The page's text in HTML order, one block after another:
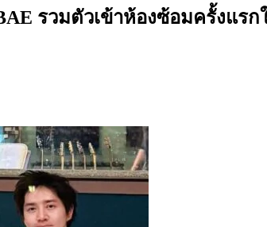
รวมตัวเข้าห้องซ้อมครั้งแร